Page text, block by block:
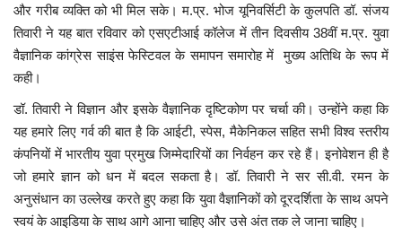
और गरीब व्यक्ति को भी मिल सके। म.प्र. भोज यूनिवर्सिटी के कुलपति डॉ. संजय
तिवारी ने यह बात रविवार को एसएटीआई कॉलेज में तीन दिवसीय 38वीं म.प्र. युवा
वैज्ञानिक कांग्रेस साइंस फेस्टिवल के समापन समारोह में मुख्य अतिथि के रूप में
कही।
डॉ. तिवारी ने विज्ञान और इसके वैज्ञानिक दृष्टिकोण पर चर्चा की। उन्होंने कहा कि
यह हमारे लिए गर्व की बात है कि आईटी, स्पेस, मैकेनिकल सहित सभी विश्व स्तरीय
कंपनियों में भारतीय युवा प्रमुख जिम्मेदारियों का निर्वहन कर रहे हैं। इनोवेशन ही है
जो हमारे ज्ञान को धन में बदल सकता है। डॉ. तिवारी ने सर सी.वी. रमन के
अनुसंधान का उल्लेख करते हुए कहा कि युवा वैज्ञानिकों को दूरदर्शिता के साथ अपने
स्वयं के आइडिया के साथ आगे आना चाहिए और उसे अंत तक ले जाना चाहिए।